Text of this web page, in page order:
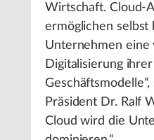
Wirtschaft. Cloud-
ermöglichen selbst
Unternehmen eine
Digitalisierung
Präsident Dr. Ralf
Cloud wird die